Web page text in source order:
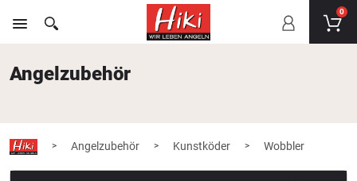
0
Angelzubehör
> Angelzubehör > Kunstköder > Wobbler